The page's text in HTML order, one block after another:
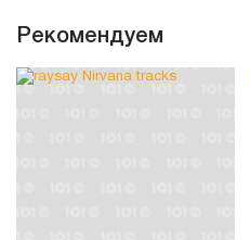
Рекомендуем